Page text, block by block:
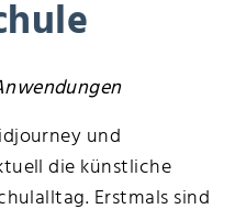
und
die künstliche
Erstmals sind